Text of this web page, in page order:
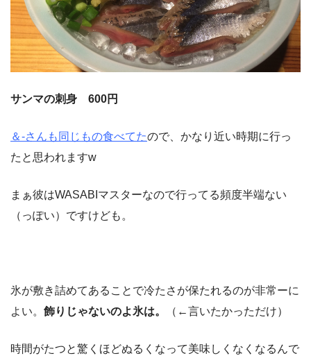
サンマの刺身 600円
＆-さんも同じもの食べてたので、かなり近い時期に行っ
たと思われますw
まぁ彼はWASABIマスターなので行ってる頻度半端ない
（っぽい）ですけども。
氷が敷き詰めてあることで冷たさが保たれるのが非常ーに
よい。 飾りじゃないのよ氷は。 （←言いたかっただけ）
時間がたつと驚くほどぬるくなって美味しくなくなるんで